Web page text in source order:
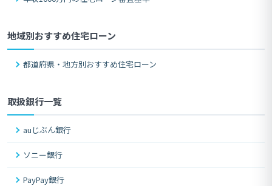
地域別おすすめ住宅ローン
都道府県・地方別おすすめ住宅ローン
取扱銀行一覧
auじぶん銀行
ソニー銀行
PayPay銀行